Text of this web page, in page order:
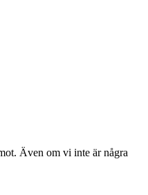
Även om vi inte är några